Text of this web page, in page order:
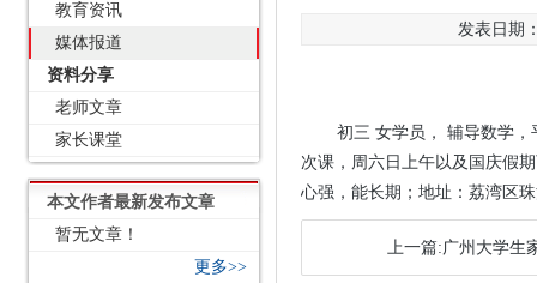
教育资讯
媒体报道
资料分享
老师文章
家长课堂
本文作者最新发布文章
暂无文章！
更多>>
发表日期
初三 女学员， 辅导数学，
次课，周六日上午以及国庆假
心强，能长期；地址：荔湾区
上一篇:广州大学生